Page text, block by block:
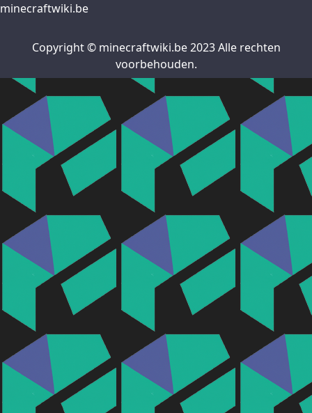
minecraftwiki.be
Copyright © minecraftwiki.be 2023 Alle rechten
voorbehouden.